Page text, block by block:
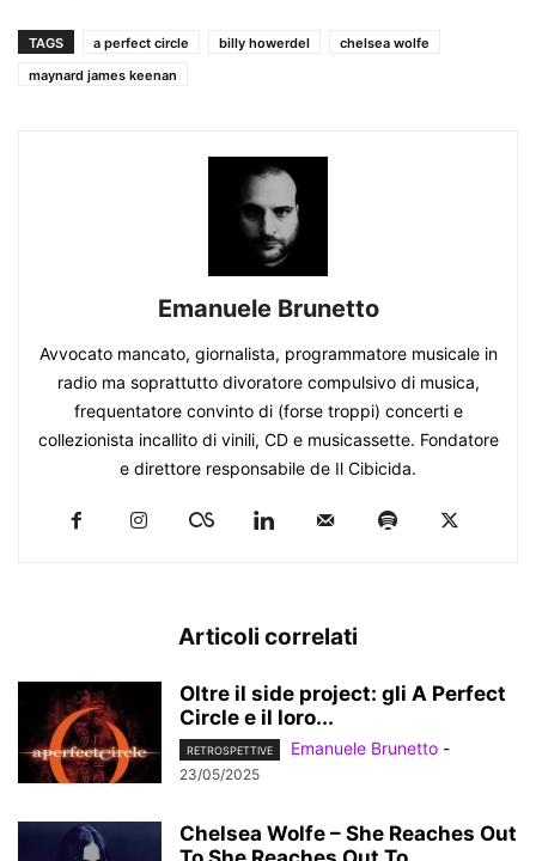
TAGS a perfect circle billy howerdel
chelsea wolfe
maynard james keenan
Emanuele Brunetto
Avvocato mancato, giornalista, programmatore musicale in
radio ma soprattutto divoratore compulsivo di musica,
frequentatore convinto di (forse troppi) concerti e
collezionista incallito di vinili, CD e musicassette. Fondatore
e direttore responsabile de Il Cibicida.
Articoli correlati
Oltre il side project: gli A Perfect
Circle e il loro...
RETROSPETTIVE Emanuele Brunetto -
23/05/2025
Chelsea Wolfe – She Reaches Out